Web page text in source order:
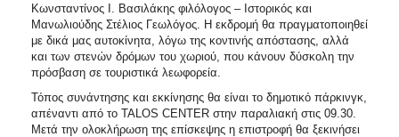
2006
ΤΟΠΟΣ
Κωνσταντίνος I. Βασιλάκης φιλόλογος – Iστορικός και
Μανωλιούδης Στέλιος Γεωλόγος. Η εκδρομή θα πραγματοποιηθεί
με δικά μας αυτοκίνητα, λόγω της κοντινής απόστασης, αλλά
και των στενών δρόμων του χωριού, που κάνουν δύσκολη την
πρόσβαση σε τουριστικά λεωφορεία.
Τόπος συνάντησης και εκκίνησης θα είναι το δημοτικό πάρκινγκ,
απέναντι από το ΤΑLOS CENTER στην παραλιακή στις 09.30.
Μετά την ολοκλήρωση της επίσκεψης η επιστροφή θα ξεκινήσει